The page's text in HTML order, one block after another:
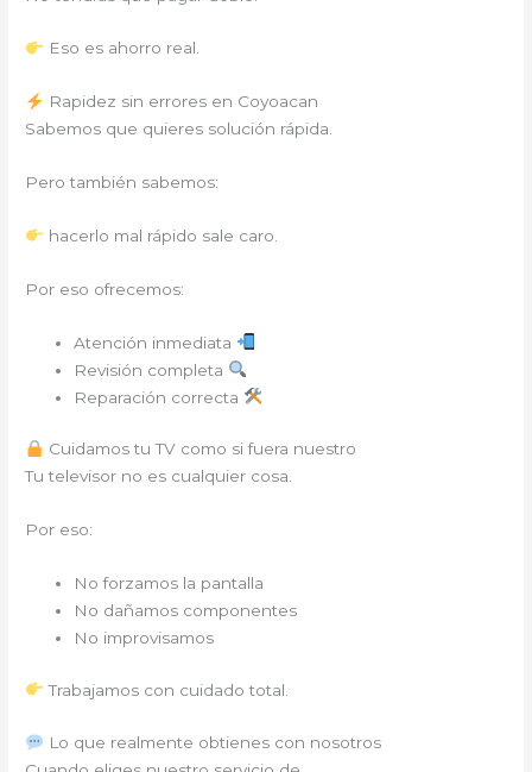
Eso es ahorro real.
Rapidez sin errores en Coyoacan
Sabemos que quieres solución rápida.
Pero también sabemos:
hacerlo mal rápido sale caro.
Por eso ofrecemos:
Atención inmediata
Revisión completa
Reparación correcta
Cuidamos tu TV como si fuera nuestro
Tu televisor no es cualquier cosa.
Por eso:
No forzamos la pantalla
No dañamos componentes
No improvisamos
Trabajamos con cuidado total.
Lo que realmente obtienes con nosotros